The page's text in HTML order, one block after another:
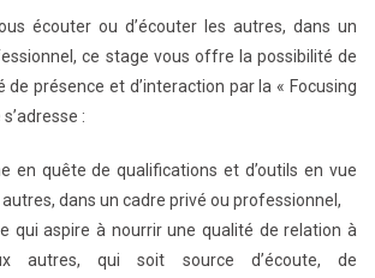
écouter ou d’écouter les autres, dans un
ce stage vous offre la possibilité de
présence et d’interaction par la « Focusing
:
en quête de qualifications et d’outils en vue
dans un cadre privé ou professionnel,
qui aspire à nourrir une qualité de relation à
autres, qui soit source d’écoute, de